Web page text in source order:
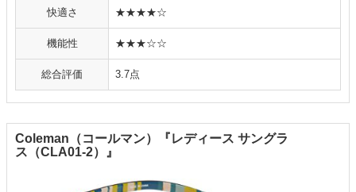
快適さ ★★★★☆
機能性 ★★★☆☆
総合評価 3.7点
Coleman（コールマン）『レディース サングラ
ス（CLA01-2）』